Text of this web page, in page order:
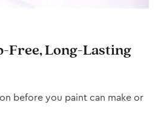
Free, Long-Lasting
before you paint can make or